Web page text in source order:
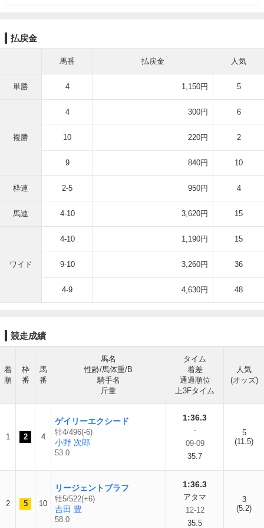
払戻金
馬番 払戻金 人気
単勝 4 1,150円 5
複勝
4 300円 6
10 220円 2
9 840円 10
枠連 2-5 950円 4
馬連 4-10 3,620円 15
ワイド
4-10 1,190円 15
9-10 3,260円 36
4-9 4,630円 48
競走成績
着
順
枠
番
馬
番
馬名
性齢/馬体重/B
騎手名
斤量
タイム
着差
通過順位
上3Fタイム
人気
(オッズ)
1 2 4
ゲイリーエクシード
牡4/496(-6)
小野 次郎
53.0
1:36.3
-
09-09
35.7
5
(11.5)
2 5 10
リージェントブラフ
牡5/522(+6)
吉田 豊
58.0
1:36.3
アタマ
12-12
35.5
3
(5.2)